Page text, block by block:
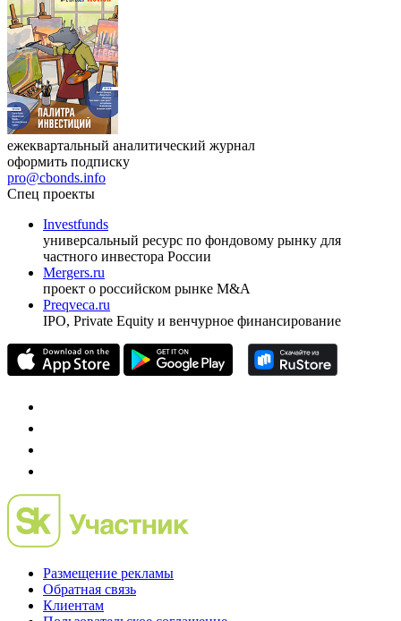
ежеквартальный аналитический журнал
оформить подписку
pro@cbonds.info
Спец проекты
Investfunds
универсальный ресурс по фондовому рынку для
частного инвестора России
Mergers.ru
проект о российском рынке M&A
Preqveca.ru
IPO, Private Equity и венчурное финансирование
Размещение рекламы
Обратная связь
Клиентам